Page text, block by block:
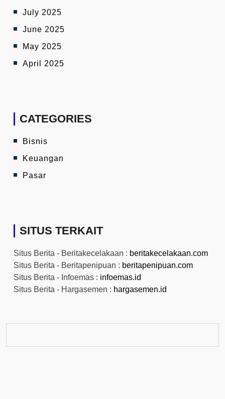
July 2025
June 2025
May 2025
April 2025
CATEGORIES
Bisnis
Keuangan
Pasar
SITUS TERKAIT
Situs Berita - Beritakecelakaan : beritakecelakaan.com
Situs Berita - Beritapenipuan : beritapenipuan.com
Situs Berita - Infoemas : infoemas.id
Situs Berita - Hargasemen : hargasemen.id